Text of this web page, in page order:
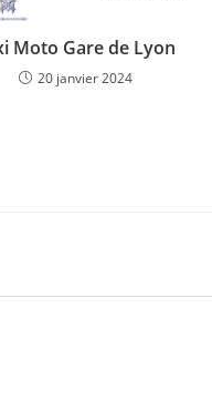
Moto Gare de Lyon
20 janvier 2024